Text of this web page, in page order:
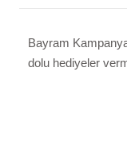
Bayram
dolu hediyeler